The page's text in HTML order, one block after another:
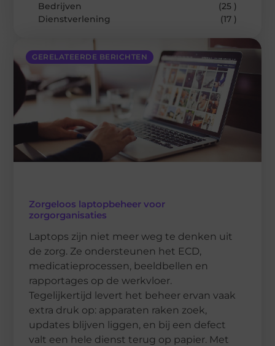
GERELATEERDE BERICHTEN
Zorgeloos laptopbeheer voor
zorgorganisaties
Laptops zijn niet meer weg te denken uit
de zorg. Ze ondersteunen het ECD,
medicatieprocessen, beeldbellen en
rapportages op de werkvloer.
Tegelijkertijd levert het beheer ervan vaak
extra druk op: apparaten raken zoek,
updates blijven liggen, en bij een defect
valt een hele dienst terug op papier. Met
Bedrijven
(25 )
Dienstverlening
(17 )